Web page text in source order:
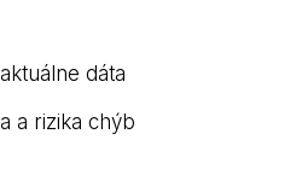
dáta
a rizika chýb